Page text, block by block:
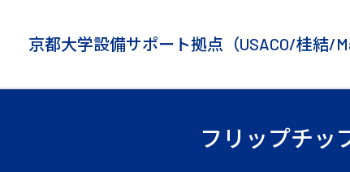
京都大学設備サポート拠点 （USACO/桂結/
フリップチッ